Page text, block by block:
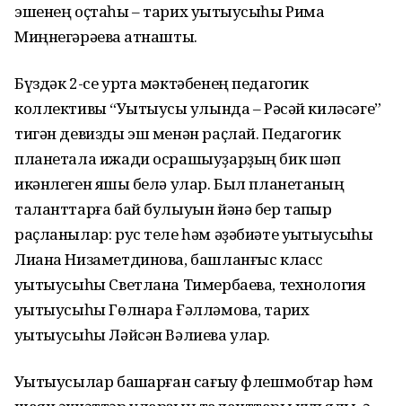
эшенең оҫтаһы – тарих уҡытыусыһы Рима
Миңнегәрәева ҡатнашты.
Бүздәк 2-се урта мәктәбенең педагогик
коллективы “Уҡытыусы ҡулында – Рәсәй киләсәге”
тигән девизды эш менән раҫлай. Педагогик
планетала ижади осрашыуҙарҙың бик шәп
икәнлеген яҡшы белә улар. Был планетаның
таланттарға бай булыуын йәнә бер тапҡыр
раҫланылар: рус теле һәм әҙәбиәте уҡытыусыһы
Лиана Низаметдинова, башланғыс класс
уҡытыусыһы Светлана Тимербаева, технология
уҡытыусыһы Гөлнара Ғәлләмова, тарих
уҡытыусыһы Ләйсән Вәлиева улар.
Уҡытыусылар башҡарған сағыу флешмобтар һәм